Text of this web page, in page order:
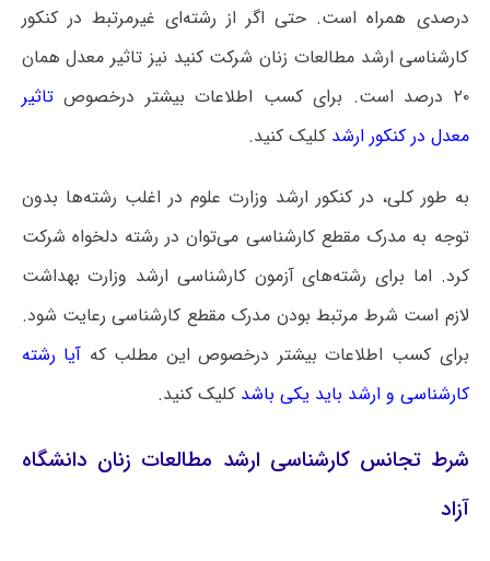
درصدی همراه است. حتی اگر از رشته‌ای غیرمرتبط در کنکور
کارشناسی ارشد مطالعات زنان شرکت کنید نیز تاثیر معدل همان
۲۰ درصد است. برای کسب اطلاعات بیشتر درخصوص
تاثیر
معدل در کنکور ارشد کلیک کنید.
به طور کلی، در کنکور ارشد وزارت علوم در اغلب رشته‌ها بدون
توجه به مدرک مقطع کارشناسی می‌توان در رشته دلخواه شرکت
کرد. اما برای رشته‌های آزمون کارشناسی ارشد وزارت بهداشت
لازم است شرط مرتبط بودن مدرک مقطع کارشناسی رعایت شود.
برای کسب اطلاعات بیشتر درخصوص این مطلب که آیا رشته
کارشناسی و ارشد باید یکی باشد کلیک کنید.
شرط تجانس کارشناسی ارشد مطالعات زنان دانشگاه
آزاد